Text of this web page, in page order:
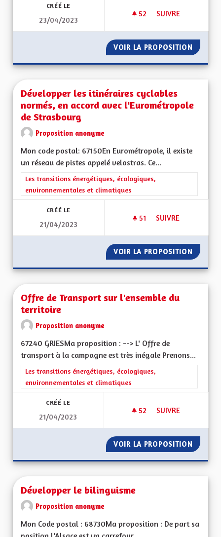
CRÉÉ LE
23/04/2023
52 52 ABONNÉS
SUIVRE
VOIR LA PROPOSITION
Développer les itinéraires cyclables
normés, en accord avec l'Eurométropole
de Strasbourg
Proposition anonyme
Mon code postal: 67150En Eurométropole, il existe
un réseau de pistes appelé velostras. Ce...
Filtrer les résultats de la catégorie : Les transitions
Les transitions énergétiques, écologiques,
environnementales et climatiques
CRÉÉ LE
21/04/2023
51 51 ABONNÉS
SUIVRE
VOIR LA PROPOSITION
Offre de Transport sur l'ensemble du
territoire
Proposition anonyme
67240 GRIESMa proposition : --> L' Offre de
transport à la campagne est très inégale Prenons...
Filtrer les résultats de la catégorie : Les transitions
Les transitions énergétiques, écologiques,
environnementales et climatiques
CRÉÉ LE
21/04/2023
52 52 ABONNÉS
SUIVRE
VOIR LA PROPOSITION
Développer le bilinguisme
Proposition anonyme
Mon Code postal : 68730Ma proposition : De part sa